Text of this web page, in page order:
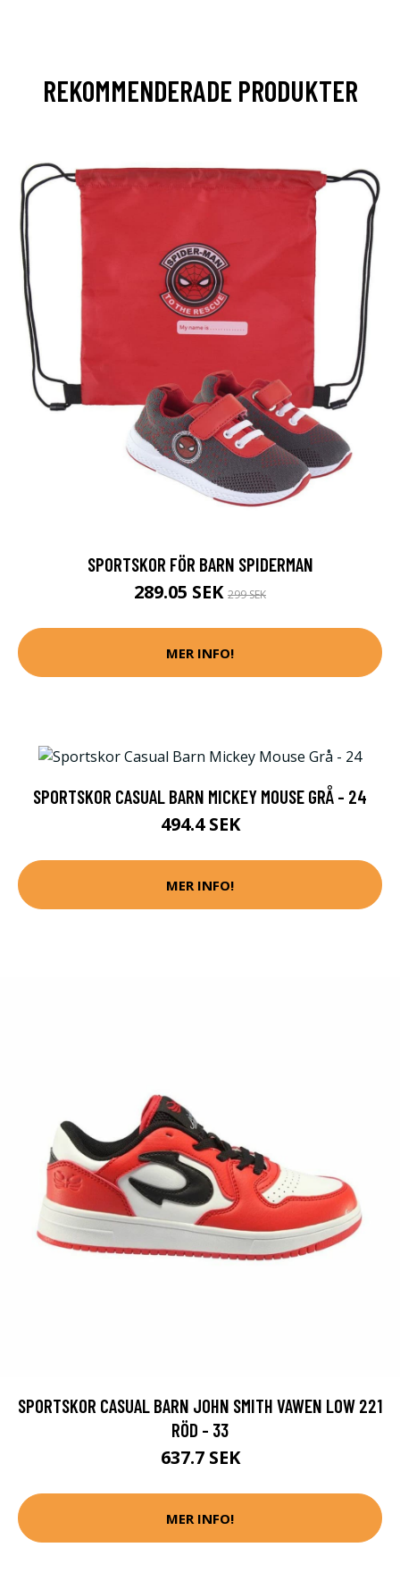
REKOMMENDERADE PRODUKTER
SPORTSKOR FÖR BARN SPIDERMAN
289.05 SEK 299 SEK
MER INFO!
SPORTSKOR CASUAL BARN MICKEY MOUSE GRÅ - 24
494.4 SEK
MER INFO!
SPORTSKOR CASUAL BARN JOHN SMITH VAWEN LOW 221
RÖD - 33
637.7 SEK
MER INFO!